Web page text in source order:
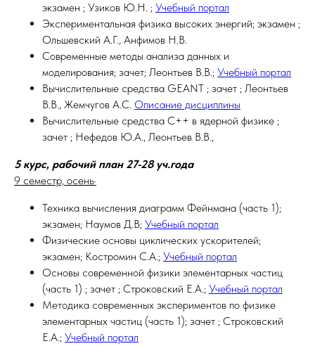
экзамен ; Узиков Ю.Н. ; Учебный портал
Экспериментальная физика высоких энергий; экзамен ;
Ольшевский А.Г., Анфимов Н.В.
Современные методы анализа данных и
моделирования; зачет; Леонтьев В.В.; Учебный портал
Вычислительные средства GEANT ; зачет ; Леонтьев
В.В., Жемчугов А.С. Описание дисциплины
Вычислительные средства С++ в ядерной физике ;
зачет ; Нефедов Ю.А., Леонтьев В.В.,
5 курс, рабочий план 27-28 уч.года
9 семестр, осень·
Техника вычисления диаграмм Фейнмана (часть 1);
экзамен; Наумов Д.В; Учебный портал
Физические основы циклических ускорителей;
экзамен; Костромин С.А.; Учебный портал
Основы современной физики элементарных частиц
(часть 1) ; зачет ; Строковский Е.А.; Учебный портал
Методика современных экспериментов по физике
элементарных частиц (часть 1); зачет ; Строковский
Е.А.; Учебный портал